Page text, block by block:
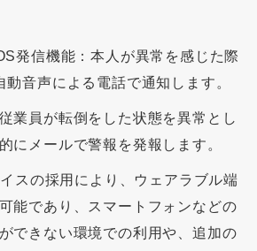
発信機能：本人が異常を感じた際
動音声による電話で通知します。
業員が転倒をした状態を異常とし
にメールで警報を発報します。
スの採用により、ウェアラブル端
能であり、スマートフォンなどの
できない環境での利用や、追加の